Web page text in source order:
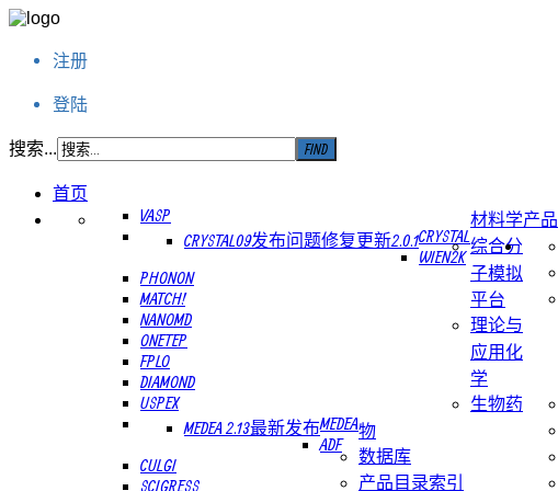
注册
登陆
搜索...
首页
产品
材料学
VASP
CRYSTAL
CRYSTAL09发布问题修复更新2.0.1
WIEN2K
PHONON
MATCH!
NANOMD
ONETEP
FPLO
DIAMOND
USPEX
综合分
子模拟
平台
MEDEA
MEDEA 2.13最新发布
ADF
CULGI
SCIGRESS
理论与
应用化
学
生物药
物
数据库
产品目录索引